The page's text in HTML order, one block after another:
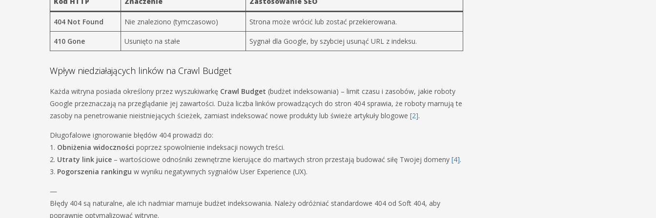
404 Not Found Nie znaleziono (tymczasowo) Strona może wrócić lub zostać przekierowana.
410 Gone Usunięto na stałe Sygnał dla Google, by szybciej usunąć URL z indeksu.
Wpływ niedziałających linków na Crawl Budget
Każda witryna posiada określony przez wyszukiwarkę Crawl Budget (budżet indeksowania) – limit czasu i zasobów, jakie roboty
Google przeznaczają na przeglądanie jej zawartości. Duża liczba linków prowadzących do stron 404 sprawia, że roboty marnują te
zasoby na penetrowanie nieistniejących ścieżek, zamiast indeksować nowe produkty lub świeże artykuły blogowe [2].
Długofalowe ignorowanie błędów 404 prowadzi do:
1. Obniżenia widoczności poprzez spowolnienie indeksacji nowych treści.
2. Utraty link juice – wartościowe odnośniki zewnętrzne kierujące do martwych stron przestają budować siłę Twojej domeny [4].
3. Pogorszenia rankingu w wyniku negatywnych sygnałów User Experience (UX).
—
Błędy 404 są naturalne, ale ich nadmiar marnuje budżet indeksowania. Należy odróżniać standardowe 404 od Soft 404, aby
poprawnie optymalizować witrynę.